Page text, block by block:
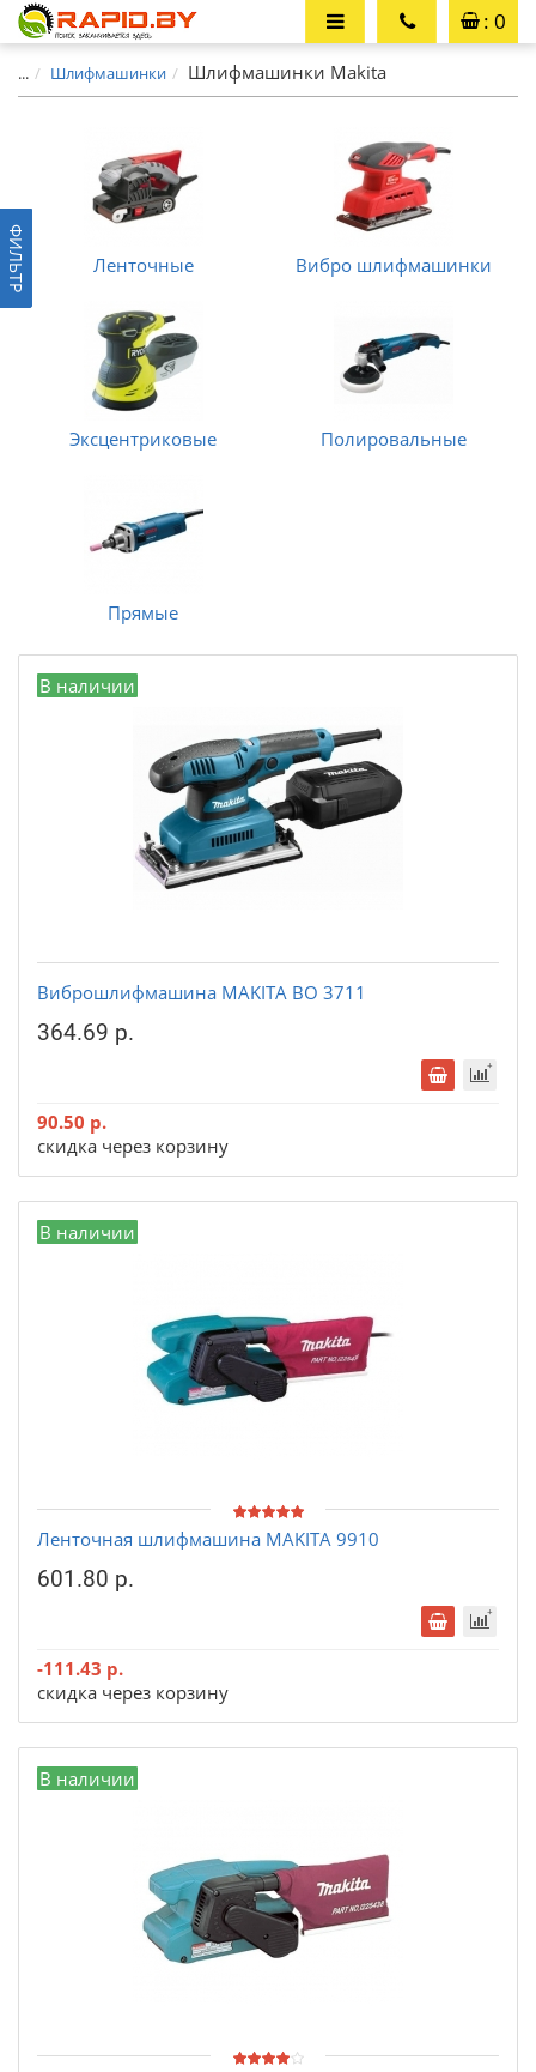
: 0
... Шлифмашинки Шлифмашинки Makita
Ленточные Вибро шлифмашинки
Эксцентриковые Полировальные
Прямые
В наличии
Виброшлифмашина MAKITA BO 3711
364.69 р.
90.50 р.
скидка через корзину
В наличии
Ленточная шлифмашина MAKITA 9910
601.80 р.
-111.43 р.
скидка через корзину
В наличии
ФИЛЬТР